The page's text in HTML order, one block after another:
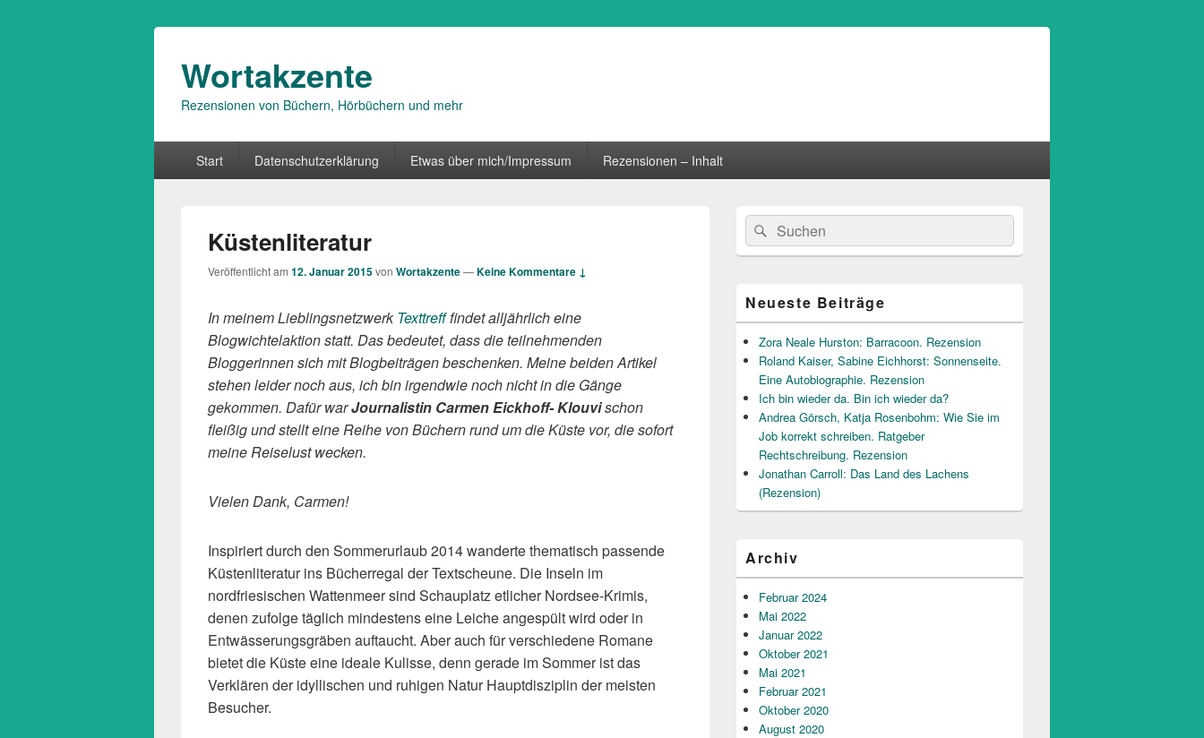
Wortakzente
Rezensionen von Büchern, Hörbüchern und mehr
Start Datenschutzerklärung Etwas über mich/Impressum Rezensionen – Inhalt
Küstenliteratur
Veröffentlicht am 12. Januar 2015von Wortakzente—Keine Kommentare ↓
In meinem LieblingsnetzwerkTexttrefffindet alljährlich eine
Blogwichtelaktion statt. Das bedeutet, dass die teilnehmenden
Bloggerinnen sich mit Blogbeiträgen beschenken. Meine beiden Artikel
stehen leider noch aus, ich bin irgendwie noch nicht in die Gänge
gekommen. Dafür warJournalistin Carmen Eickhoff- Klouvischon
fleißig und stellt eine Reihe von Büchern rund um die Küste vor, die sofort
meine Reiselust wecken.
Vielen Dank, Carmen!
Inspiriert durch den Sommerurlaub 2014 wanderte thematisch passende
Küstenliteratur ins Bücherregal der Textscheune. Die Inseln im
nordfriesischen Wattenmeer sind Schauplatz etlicher Nordsee-Krimis,
denen zufolge täglich mindestens eine Leiche angespült wird oder in
Entwässerungsgräben auftaucht. Aber auch für verschiedene Romane
bietet die Küste eine ideale Kulisse, denn gerade im Sommer ist das
Verklären der idyllischen und ruhigen Natur Hauptdisziplin der meisten
Besucher.
Primärer
Seitenleisten
Widget-
Bereich
Suche
nach:
Suchen
Neueste Beiträge
Zora Neale Hurston: Barracoon. Rezension
Roland Kaiser, Sabine Eichhorst: Sonnenseite.
Eine Autobiographie. Rezension
Ich bin wieder da. Bin ich wieder da?
Andrea Görsch, Katja Rosenbohm: Wie Sie im
Job korrekt schreiben. Ratgeber
Rechtschreibung. Rezension
Jonathan Carroll: Das Land des Lachens
(Rezension)
Archiv
Februar 2024
Mai 2022
Januar 2022
Oktober 2021
Mai 2021
Februar 2021
Oktober 2020
August 2020